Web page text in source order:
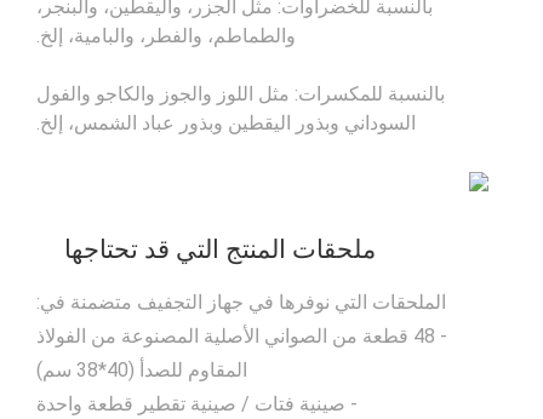
بالنسبة للخضراوات: مثل الجزر، واليقطين، والبنجر،
والطماطم، والفطر، والبامية، إلخ.
بالنسبة للمكسرات: مثل اللوز والجوز والكاجو والفول
السوداني وبذور اليقطين وبذور عباد الشمس، إلخ.
ملحقات المنتج التي قد تحتاجها
الملحقات التي نوفرها في جهاز التجفيف متضمنة في:
- 48 قطعة من الصواني الأصلية المصنوعة من الفولاذ
المقاوم للصدأ (40*38 سم)
- صينية فتات / صينية تقطير قطعة واحدة